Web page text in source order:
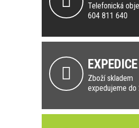
Telefonická
604 811 640
EXPEDICE
Zboží skladem
expedujeme do